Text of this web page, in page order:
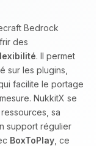
Bedrock
des
. Il permet
sur les plugins,
facilite le portage
NukkitX se
sa
support régulier
BoxToPlay , ce
me
ton petit
ce dont
mes